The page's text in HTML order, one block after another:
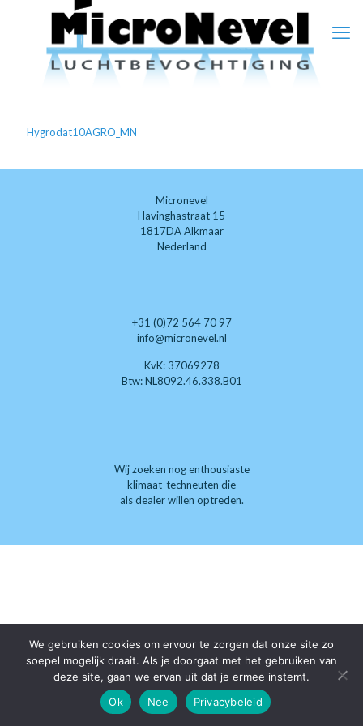
Hygrodat10AGRO_MN
Micronevel
Havinghastraat 15
1817DA Alkmaar
Nederland
+31 (0)72 564 70 97
info@micronevel.nl
KvK: 37069278
Btw: NL8092.46.338.B01
Wij zoeken nog enthousiaste
klimaat-techneuten die
als dealer willen optreden.
We gebruiken cookies om ervoor te zorgen dat onze site zo
soepel mogelijk draait. Als je doorgaat met het gebruiken van
deze site, gaan we ervan uit dat je ermee instemt.
Ok
Nee Privacybeleid